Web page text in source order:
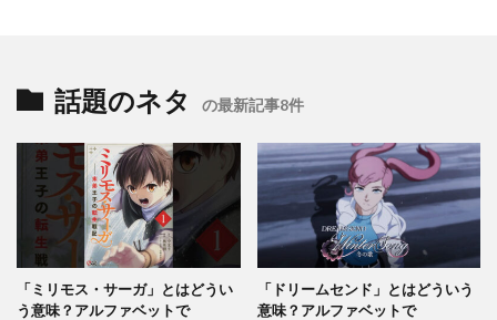
話題のネタ の最新記事8件
「ミリモス・サーガ」とはどうい
う意味？アルファベットで
「ドリームセンド」とはどういう
意味？アルファベットで